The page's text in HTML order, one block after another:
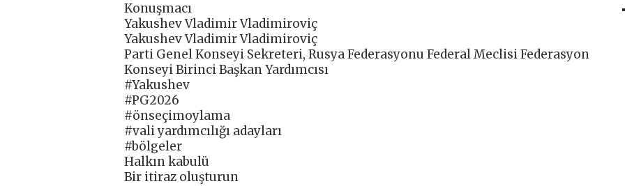
Konuşmacı
Yakushev Vladimir Vladimiroviç
Yakushev Vladimir Vladimiroviç
Parti Genel Konseyi Sekreteri, Rusya Federasyonu Federal Meclisi Federasyon
Konseyi Birinci Başkan Yardımcısı
#Yakushev
#PG2026
#önseçimoylama
#vali yardımcılığı adayları
#bölgeler
Halkın kabulü
Bir itiraz oluşturun